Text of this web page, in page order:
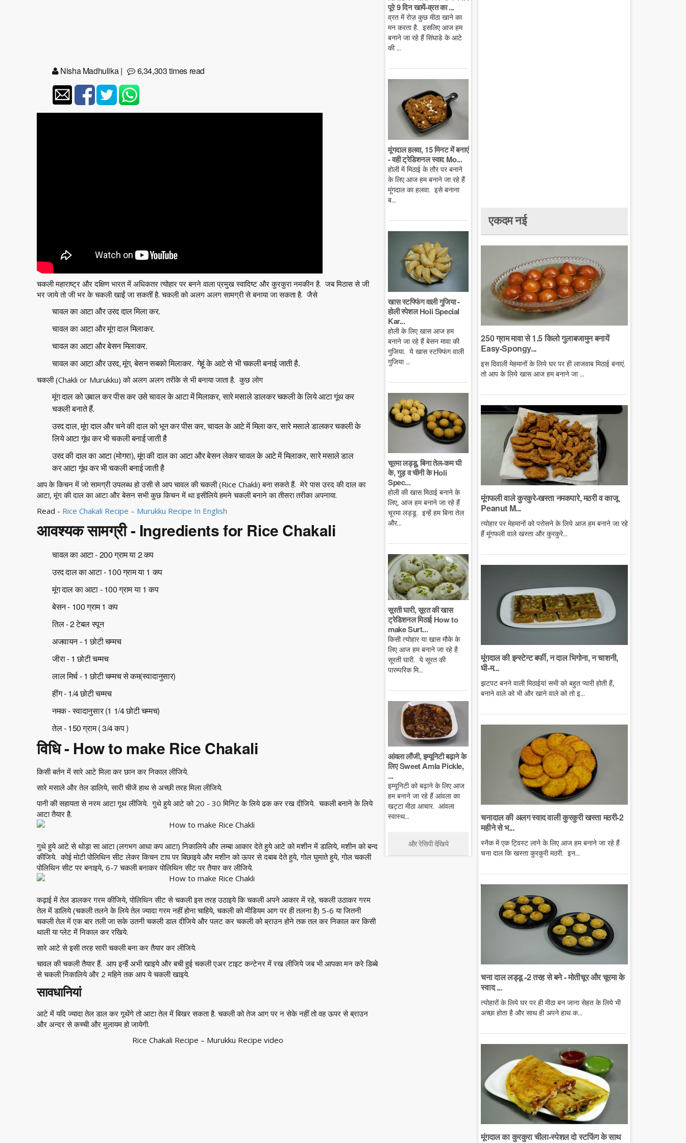
Nisha Madhulika| 6,34,303 times read
चकली महाराष्ट्र और दक्षिण भारत में अधिकतर त्योहार पर बनने वाला प्रमुख स्वादिष्ट और कुरकुरा नमकीन है. जब मिठास से जी
भर जाये तो जी भर के चकली खाईं जा सकतीं है. चकली को अलग अलग सामग्री से बनाया जा सकता है. जैसे
चावल का आटा और उरद दाल मिला कर.
चावल का आटा और मूंग दाल मिलाकर.
चावल का आटा और बेसन मिलाकर.
चावल का आटा और उरद, मूंग, बेसन सबको मिलाकर. गेहूं के आटे से भी चकली बनाई जाती है.
चकली (Chakli or Murukku) को अलग अलग तरीके से भी बनाया जाता है. कुछ लोग
मूंग दाल को उबाल कर पीस कर उसे चावल के आटा में मिलाकर, सारे मसाले डालकर चकली के लिये आटा गूंथ कर
चकली बनाते हैं.
उरद दाल, मूंग दाल और चने की दाल को भून कर पीस कर, चावल के आटे में मिला कर, सारे मसाले डालकर चकली के
लिये आटा गूंथ कर भी चकली बनाई जाती है
उरद की दाल का आटा (मोगरा), मूंग की दाल का आटा और बेसन लेकर चावल के आटे में मिलाकर, सारे मसाले डाल
कर आटा गूंथ कर भी चकली बनाई जाती है
आप के किचन में जो सामग्री उपलब्ध हो उसी से आप चावल की चकली (Rice Chakli) बना सकते हैं. मेरे पास उरद की दाल का
आटा, मूंग की दाल का आटा और बेसन सभी कुछ किचन में था इसीलिये हमने चकली बनाने का तीसरा तरीका अपनाया.
Read - Rice Chakali Recipe – Murukku Recipe In English
आवश्यक सामग्री - Ingredients for Rice Chakali
चावल का आटा - 200 ग्राम या 2 कप
उरद दाल का आटा - 100 ग्राम या 1 कप
मूंग दाल का आटा - 100 ग्राम या 1 कप
बेसन - 100 ग्राम 1 कप
तिल - 2 टेबल स्पून
अजवायन - 1 छोटी चम्मच
जीरा - 1 छोटी चम्मच
लाल मिर्च - 1 छोटी चम्मच से कम(स्वादानुसार)
हींग - 1/4 छोटी चम्मच
नमक - स्वादानुसार (1 1/4 छोटी चम्मच)
तेल - 150 ग्राम ( 3/4 कप )
विधि - How to make Rice Chakali
किसी बर्तन में सारे आटे मिला कर छान कर निकाल लीजिये.
सारे मसाले और तेल डालिये, सारी चीजें हाथ से अच्छी तरह मिला लीजिये.
पानी की सहायता से नरम आटा गूथ लीजिये. गुथे हुये आटे को 20 - 30 मिनिट के लिये ढक कर रख दीजिये. चकली बनाने के लिये
आटा तैयार है.
गुथे हुये आटे से थोड़ा सा आटा (लगभग आधा कप आटा) निकालिये और लम्बा आकार देते हुये आटे को मशीन में डालिये, मशीन को बन्द
कीजिये. कोई मोटी पोलिथिन सीट लेकर किचन टाप पर बिछाइये और मशीन को ऊपर से दबाब देते हुये, गोल घुमाते हुये, गोल चकली
पोलिथिन सीट पर बनाइये, 6-7 चकली बनाकर पोलिथिन सीट पर तैयार कर लीजिये.
कढ़ाई में तेल डालकर गरम कीजिये, पोलिथिन सीट से चकली इस तरह उठाइये कि चकली अपने आकार में रहे, चकली उठाकर गरम
तेल में डालिये (चकली तलने के लिये तेल ज्यादा गरम नहीं होना चाहिये, चकली को मीडियम आग पर ही तलना है) 5-6 या जितनी
चकली तेल में एक बार तली जा सके उतनी चकली डाल दीजिये और पलट कर चकली को ब्राउन होने तक तल कर निकाल कर किसी
थाली या प्लेट में निकाल कर रखिये.
सारे आटे से इसी तरह सारी चकली बना कर तैयार कर लीजिये.
चावल की चकली तैयार हैं. आप इन्हैं अभी खाइये और बची हुई चकली एअर टाइट कन्टेनर में रख लीजिये जब भी आपका मन करे डिब्बे
से चकली निकालिये और 2 महिने तक आप ये चकली खाइये.
सावधानियां
आटे में यदि ज्यादा तेल डाल कर गूथेंगे तो आटा तेल में बिखर सकता है. चकली को तेज आग पर न सेके नहीं तो वह ऊपर से ब्राउन
और अन्दर से कच्ची और मुलायम हो जायेगी.
Rice Chakali Recipe – Murukku Recipe video
पूरे 9 दिन खायें-व्रत का ...
व्रत में रोज़ कुछ मीठा खाने का
मन करता है. इसलिए आज हम
बनाने जा रहे हैं सिंघाडे के आटे
की ...
मूंगदाल हलवा, 15 मिनट में बनाएं
- वही ट्रेडिशनल स्वाद Mo...
होली में मिठाई के तौर पर बनाने
के लिए आज हम बनाने जा रहे हैं
मूंगदाल का हलवा. इसे बनाना
ब...
खास स्टफ्फिंग वाली गुजिया -
होली स्पेशल Holi Special
Kar...
होली के लिए खास आज हम
बनाने जा रहे हैं बेसन मावा की
गुजिया. ये खास स्टफ्फिंग वाली
गुजिया ...
चूरमा लड्डू, बिना तेल-कम घी
के, गुड़ व चीनी के Holi
Spec...
होली की खास मिठाई बनाने के
लिए, आज हम बनाने जा रहे हैं
चूरमा लड्डू. इन्हें हम बिना तेल
और...
सूरती घारी, सूरत की खास
ट्रेडिशनल मिठाई How to
make Surt...
किसी त्योहार या खास मौके के
लिए आज हम बनाने जा रहे है
सूरती घारी. ये सूरत की
पारम्परिक मि...
आंवला लौंजी, इम्यूनिटी बढ़ाने के
लिए Sweet Amla Pickle,
...
इम्यूनिटी को बढ़ाने के लिए आज
हम बनाने जा रहे हैं आंवला का
खट्टा मीठा आचार. आंवला
स्वास्थ...
और रेसिपी देखिये
एकदम नई
250 ग्राम मावा से 1.5 किलो गुलाबजामुन बनायें
Easy-Spongy...
इस दिवाली मेहमानों के लिये घर पर ही लाजवाब मिठाई बनाएं.
तो आप के लिये खास आज हम बनाने जा ...
मूंगफली वाले कुरकुरे-खस्ता नमकपारे, मठरी व काजू
Peanut M...
त्योहार पर मेहमानों को परोसने के लिये आज हम बनाने जा रहे
हैं मूंगफली वाले खस्ता और कुरकुरे...
मूंगदाल की इन्स्टेन्ट बर्फी, न दाल भिगोना, न चाशनी,
घी-म...
झटपट बनने वाली मिठाईयां सभी को बहुत प्यारी होती हैं,
बनाने वाले को भी और खाने वाले को तो इ...
चनादाल की अलग स्वाद वाली कुरकुरी खस्ता मठरी-2
महीने से भ...
स्नैक में एक ट्विस्ट लाने के लिए आज हम बनाने जा रहे हैं
चना दाल कि खस्ता कुरकुरी मठरी. इन...
चना दाल लड्डू -2 तरह से बने - मोतीचूर और चूरमा के
स्वाद ...
त्योहारों के लिये घर पर ही मीठा बन जाना सेहत के लिये भी
अच्छा होता है और साथ ही अपने हाथ क...
मूंगदाल का कुरकुरा चीला-स्पेशल दो स्टफिंग के साथ